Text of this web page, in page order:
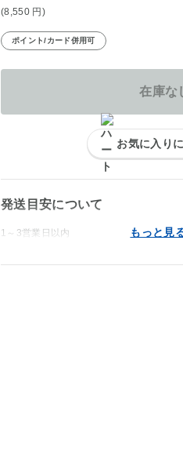
(8,550 円 )
ポイント/カード併用可
在庫な
お気に入り
発送目安について
1～3営業日以内